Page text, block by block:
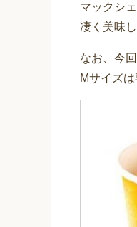
マックシ
凄く美味
なお、今
Mサイズ